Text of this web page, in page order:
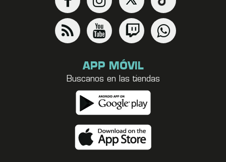
APP MÓVIL
Buscanos en las tiendas